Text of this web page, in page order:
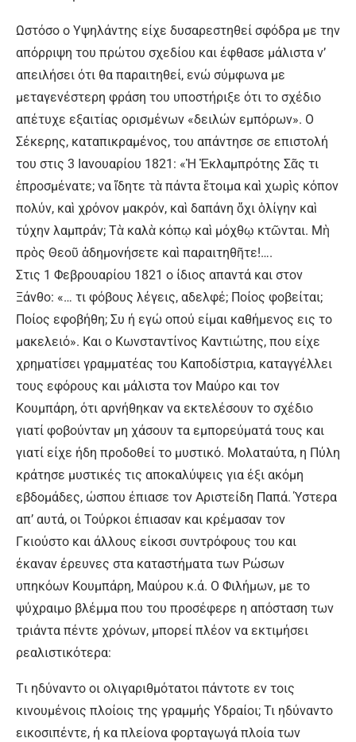
Ωστόσο ο Υψηλάντης είχε δυσαρεστηθεί σφόδρα με την
απόρριψη του πρώτου σχεδίου και έφθασε μάλιστα ν’
απειλήσει ότι θα παραιτηθεί, ενώ σύμφωνα με
μεταγενέστερη φράση του υποστήριξε ότι το σχέδιο
απέτυχε εξαιτίας ορισμένων «δειλών εμπόρων». Ο
Σέκερης, καταπικραμένος, του απάντησε σε επιστολή
του στις 3 Ιανουαρίου 1821: «Ἡ Ἐκλαμπρότης Σᾶς τι
ἐπροσμένατε; να ἴδητε τὰ πάντα ἕτοιμα καὶ χωρὶς κόπον
πολύν, καὶ χρόνον μακρόν, καὶ δαπάνη ὄχι ὀλίγην καὶ
τύχην λαμπράν; Τὰ καλὰ κόπῳ καὶ μόχθῳ κτῶνται. Μὴ
πρὸς Θεοῦ ἀδημονήσετε καὶ παραιτηθῆτε!….
Στις 1 Φεβρουαρίου 1821 ο ίδιος απαντά και στον
Ξάνθο: «… τι φόβους λέγεις, αδελφέ; Ποίος φοβείται;
Ποίος εφοβήθη; Συ ή εγώ οπού είμαι καθήμενος εις το
μακελειό». Και ο Κωνσταντίνος Καντιώτης, που είχε
χρηματίσει γραμματέας του Καποδίστρια, καταγγέλλει
τους εφόρους και μάλιστα τον Μαύρο και τον
Κουμπάρη, ότι αρνήθηκαν να εκτελέσουν το σχέδιο
γιατί φοβούνταν μη χάσουν τα εμπορεύματά τους και
γιατί είχε ήδη προδοθεί το μυστικό. Μολαταύτα, η Πύλη
κράτησε μυστικές τις αποκαλύψεις για έξι ακόμη
εβδομάδες, ώσπου έπιασε τον Αριστείδη Παπά. Ύστερα
απ’ αυτά, οι Τούρκοι έπιασαν και κρέμασαν τον
Γκιούστο και άλλους είκοσι συντρόφους του και
έκαναν έρευνες στα καταστήματα των Ρώσων
υπηκόων Κουμπάρη, Μαύρου κ.ά. Ο Φιλήμων, με το
ψύχραιμο βλέμμα που του προσέφερε η απόσταση των
τριάντα πέντε χρόνων, μπορεί πλέον να εκτιμήσει
ρεαλιστικότερα:
Tι ηδύναντο οι ολιγαριθμότατοι πάντοτε εν τοις
κινουμένοις πλοίοις της γραμμής Υδραίοι; Τι ηδύναντο
εικοσιπέντε, ή κα πλείονα φορταγωγά πλοία των